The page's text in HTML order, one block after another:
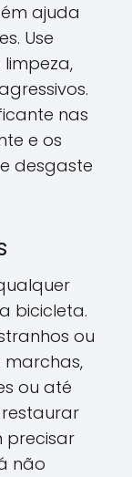
ajuda
Use
nas
e os
desgaste
bicicleta.
ou
ou até
precisar
não